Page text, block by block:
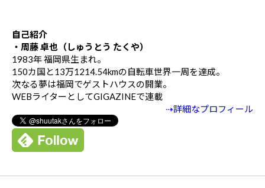
自己紹介
・周藤 卓也（しゅうとう たくや）
1983年 福岡県生まれ。
150カ国と13万1214.54kmの自転車世界一周を達成。
次なる夢は福岡でゲストハウスの開業。
WEBライターとしてGIGAZINEで連載
⇢詳細なプロフィール